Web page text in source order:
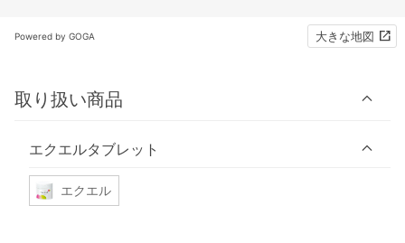
Powered by GOGA 大きな地図
取り扱い商品
エクエルタブレット
エクエル